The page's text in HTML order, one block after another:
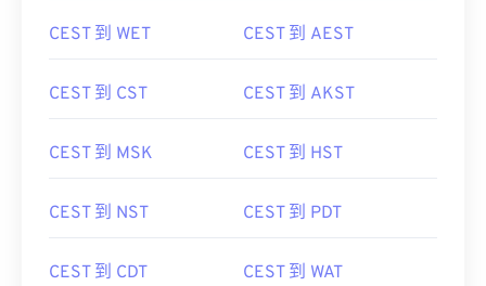
CEST 到 WET CEST 到 AEST
CEST 到 CST CEST 到 AKST
CEST 到 MSK CEST 到 HST
CEST 到 NST CEST 到 PDT
CEST 到 CDT CEST 到 WAT